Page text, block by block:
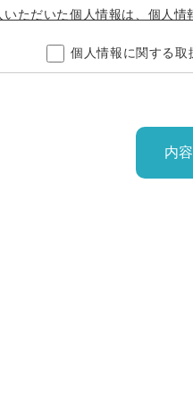
ただいた個人情報は、個人情
個人情報に関する取